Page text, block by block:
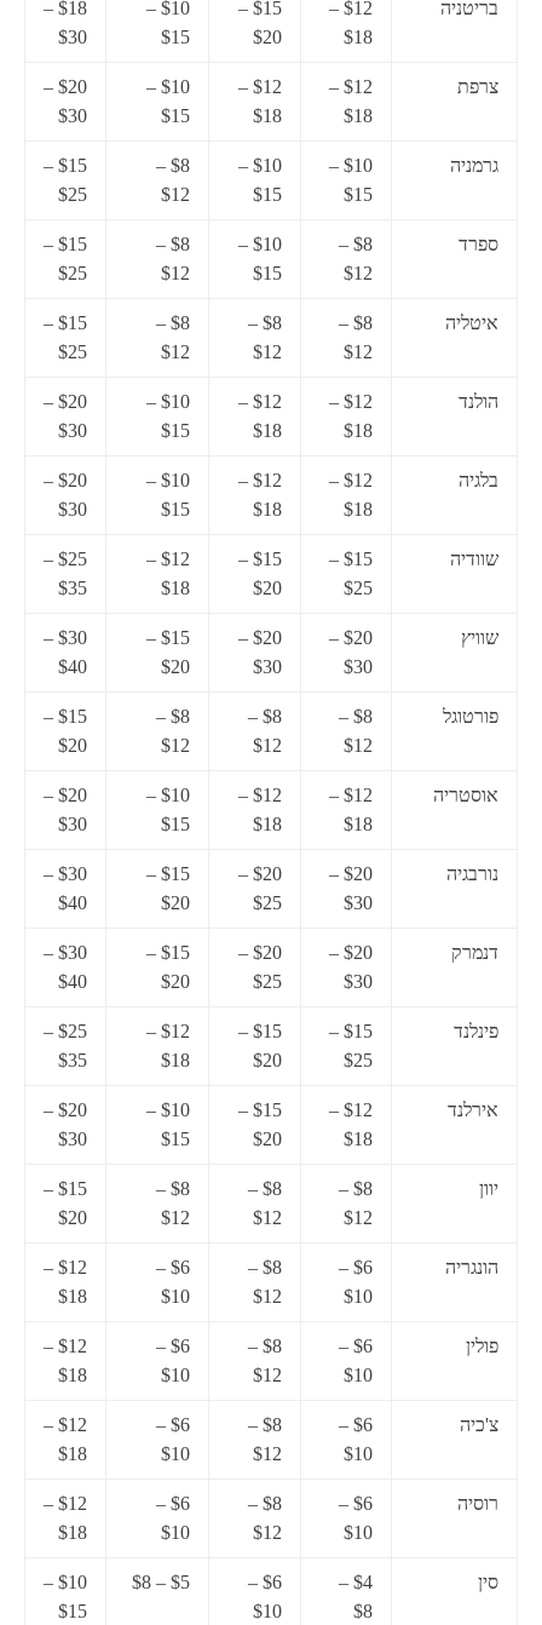
בריטניה
$12 –
$18
$15 –
$20
$10 –
$15
$18 –
$30
צרפת
$12 –
$18
$12 –
$18
$10 –
$15
$20 –
$30
גרמניה
$10 –
$15
$10 –
$15
$8 –
$12
$15 –
$25
ספרד
$8 –
$12
$10 –
$15
$8 –
$12
$15 –
$25
איטליה
$8 –
$12
$8 –
$12
$8 –
$12
$15 –
$25
הולנד
$12 –
$18
$12 –
$18
$10 –
$15
$20 –
$30
בלגיה
$12 –
$18
$12 –
$18
$10 –
$15
$20 –
$30
שוודיה
$15 –
$25
$15 –
$20
$12 –
$18
$25 –
$35
שוויץ
$20 –
$30
$20 –
$30
$15 –
$20
$30 –
$40
פורטוגל
$8 –
$12
$8 –
$12
$8 –
$12
$15 –
$20
אוסטריה
$12 –
$18
$12 –
$18
$10 –
$15
$20 –
$30
נורבגיה
$20 –
$30
$20 –
$25
$15 –
$20
$30 –
$40
דנמרק
$20 –
$30
$20 –
$25
$15 –
$20
$30 –
$40
פינלנד
$15 –
$25
$15 –
$20
$12 –
$18
$25 –
$35
אירלנד
$12 –
$18
$15 –
$20
$10 –
$15
$20 –
$30
יוון
$8 –
$12
$8 –
$12
$8 –
$12
$15 –
$20
הונגריה
$6 –
$10
$8 –
$12
$6 –
$10
$12 –
$18
פולין
$6 –
$10
$8 –
$12
$6 –
$10
$12 –
$18
צ'כיה
$6 –
$10
$8 –
$12
$6 –
$10
$12 –
$18
רוסיה
$6 –
$10
$8 –
$12
$6 –
$10
$12 –
$18
סין
$4 –
$8
$6 –
$10
$5 – $8
$10 –
$15